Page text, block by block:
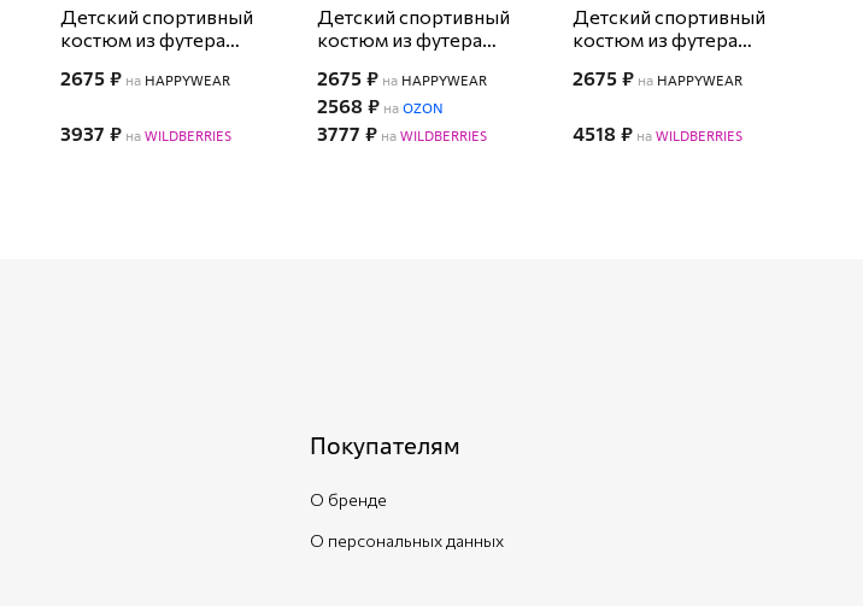
Детский спортивный
костюм из футера
2675 ₽на HAPPYWEAR
3937 ₽наWILDBERRIES
Детский спортивный
костюм из футера
2675 ₽на HAPPYWEAR
2568 ₽наOZON
3777 ₽наWILDBERRIES
Детский спортивный
костюм из футера
2675 ₽ на HAPPYWEAR
4518 ₽ наWILDBERRIES
Покупателям
О бренде
О персональных данных